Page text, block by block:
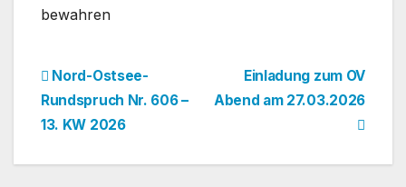
bewahren
BeitragsnavigationEinladung zum OV
Abend am 27.03.2026
Nord-Ostsee-
Rundspruch Nr. 606 –
13. KW 2026